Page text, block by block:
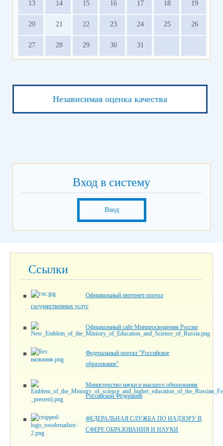
13 14 15 16 17 18 19
20 21 22 23 24 25 26
27 28 29 30 31
Независимая оценка качества
Вход в систему
Вход
Ссылки
Официальный интернет-портал
государственных услуг
Официальный сайт Минпросвещения России
Федеральный портал "Российское
образование"
Министерство науки и высшего образования
Российской Федерации
ФЕДЕРАЛЬНАЯ СЛУЖБА ПО НАДЗОРУ В
СФЕРЕ ОБРАЗОВАНИЯ И НАУКИ